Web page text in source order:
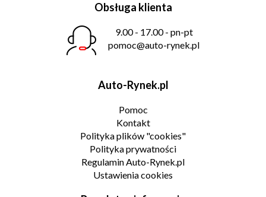
Obsługa klienta
9.00 - 17.00 - pn-pt
pomoc@auto-rynek.pl
Auto-Rynek.pl
Pomoc
Kontakt
Polityka plików "cookies"
Polityka prywatności
Regulamin Auto-Rynek.pl
Ustawienia cookies